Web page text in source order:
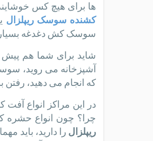
ها برای هیچ کس
کشنده سوسک ریپلزال
سوسک کش دغدغه بسیاری
شاید برای شما هم پیش
آشپزخانه می روید،
که انجام می دهید،
در این مراکز انواع
چرا؟ چون انواع حشره
ریپلزال را دارید، باید